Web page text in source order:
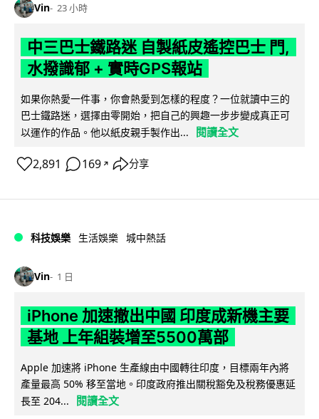
Vin 23 小時
中三巴士鐵路迷 自製紙皮遙控巴士 門,
水撥識郁 + 實時GPS報站
如果你熱愛一件事，你會熱愛到怎樣的程度？一位就讀中三的
巴士鐵路迷，選擇由零開始，把自己的興趣一步步變成真正可
以運作的作品。他以紙皮親手製作出...
閱讀全文
2,891 169 ↗ 分享
科技娛樂 生活娛樂 城中熱話
Vin 1 日
iPhone 加速撤出中國 印度成新機主要
基地 上年組裝增至5500萬部
Apple 加速將 iPhone 生產線由中國轉往印度，目標兩年內將
產量最高 50% 移至當地。印度政府推出關稅豁免及稅務優惠延
長至 204...
閱讀全文